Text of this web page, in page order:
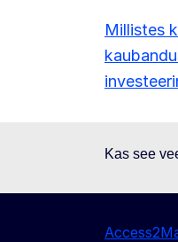
Millistes
Kas see